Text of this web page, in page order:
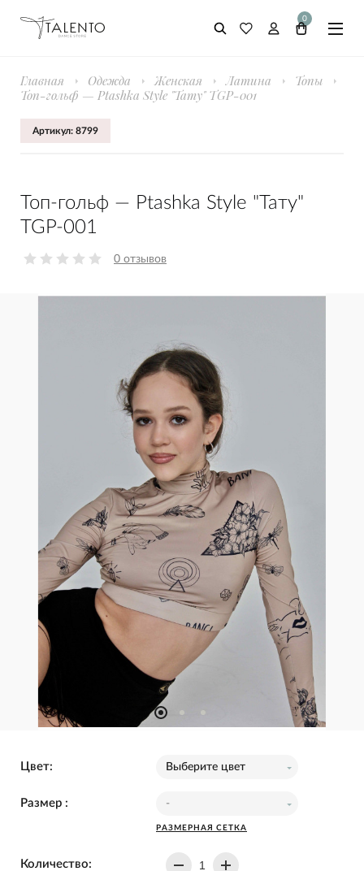
0
Главная Одежда Женская Латина
Топы
Топ-гольф — Ptashka Style "Тату" TGP-001
Артикул: 8799
Топ-гольф — Ptashka Style "Тату"
TGP-001
0 отзывов
Цвет: Выберите цвет
Размер : -
РАЗМЕРНАЯ СЕТКА
Количество: